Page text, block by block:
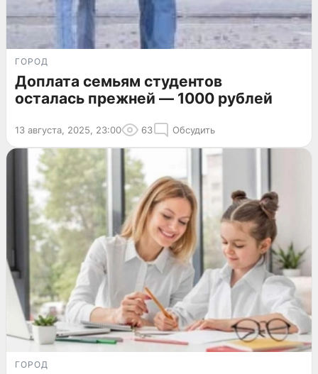
ГОРОД
Доплата семьям студентов
осталась прежней — 1000 рублей
13 августа, 2025, 23:00 63 Обсудить
ГОРОД